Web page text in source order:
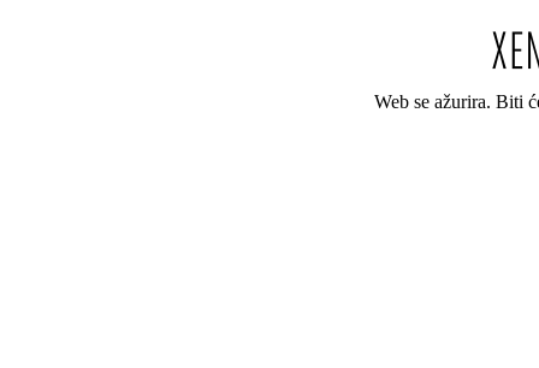
Web se ažurira. Biti